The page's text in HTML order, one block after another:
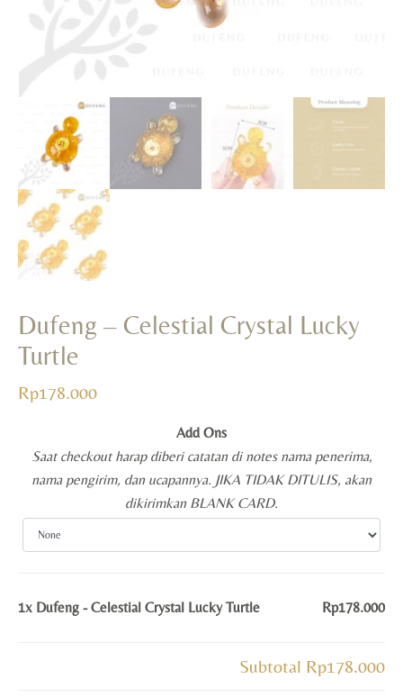
Dufeng – Celestial Crystal Lucky
Turtle
Rp178.000
Add Ons
Saat checkout harap diberi catatan di notes nama penerima,
nama pengirim, dan ucapannya. JIKA TIDAK DITULIS, akan
dikirimkan BLANK CARD.
1x Dufeng - Celestial Crystal Lucky Turtle Rp178.000
Subtotal Rp178.000